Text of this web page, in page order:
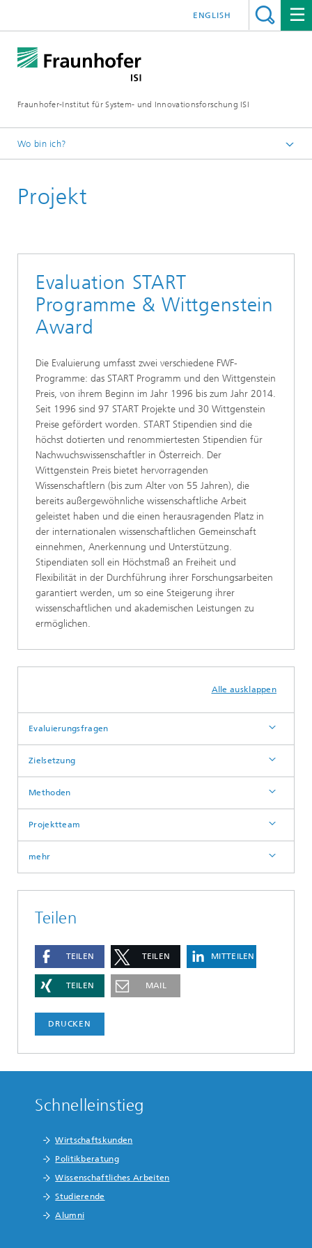
Fraunhofer-Institut für System- und Innovationsforschung ISI
ENGLISH
Wo bin ich?
Abteilungen
Projekt
Evaluation START
Programme & Wittgenstein
Award
Die Evaluierung umfasst zwei verschiedene FWF-
Programme: das START Programm und den Wittgenstein
Preis, von ihrem Beginn im Jahr 1996 bis zum Jahr 2014.
Seit 1996 sind 97 START Projekte und 30 Wittgenstein
Preise gefördert worden. START Stipendien sind die
höchst dotierten und renommiertesten Stipendien für
Nachwuchswissenschaftler in Österreich. Der
Wittgenstein Preis bietet hervorragenden
Wissenschaftlern (bis zum Alter von 55 Jahren), die
bereits außergewöhnliche wissenschaftliche Arbeit
geleistet haben und die einen herausragenden Platz in
der internationalen wissenschaftlichen Gemeinschaft
einnehmen, Anerkennung und Unterstützung.
Stipendiaten soll ein Höchstmaß an Freiheit und
Flexibilität in der Durchführung ihrer Forschungsarbeiten
garantiert werden, um so eine Steigerung ihrer
wissenschaftlichen und akademischen Leistungen zu
ermöglichen.
Alle ausklappen
Evaluierungsfragen
Zielsetzung
Methoden
Projektteam
mehr
Teilen
TEILEN TEILEN MITTEILEN
TEILEN MAIL
DRUCKEN
Schnelleinstieg
Wirtschaftskunden
Politikberatung
Wissenschaftliches Arbeiten
Studierende
Alumni